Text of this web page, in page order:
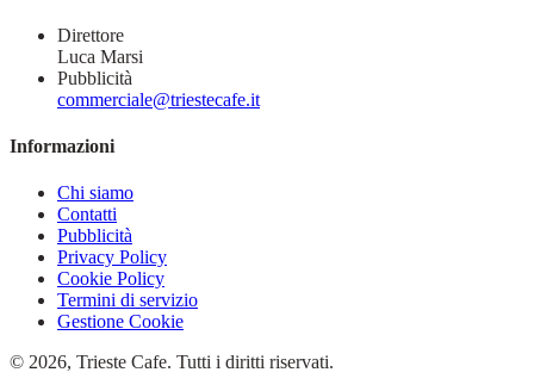
Direttore
Luca Marsi
Pubblicità
commerciale@triestecafe.it
Informazioni
Chi siamo
Contatti
Pubblicità
Privacy Policy
Cookie Policy
Termini di servizio
Gestione Cookie
© 2026, Trieste Cafe. Tutti i diritti riservati.